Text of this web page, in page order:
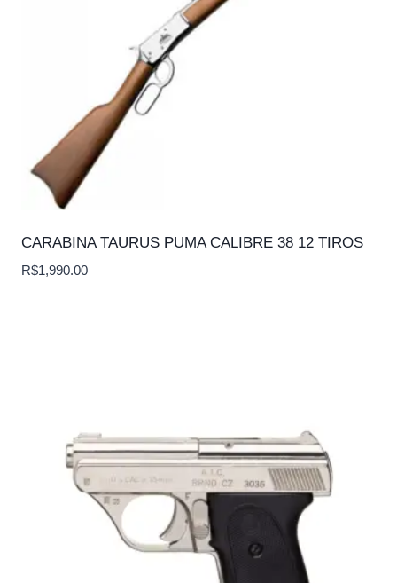
CARABINA TAURUS PUMA CALIBRE 38 12 TIROS
R$1,990.00